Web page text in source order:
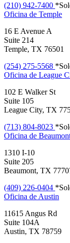
(210) 942-7400
Oficina de Temple
16 E Avenue A
Suite 214
Temple, TX 76501
(254) 275-5568
Oficina de League
102 E Walker St
Suite 105
League City, TX
(713) 804-8023
Oficina de
1310 I-10
Suite 205
Beaumont, TX
(409) 226-0404
Oficina de Austin
11615 Angus Rd
Suite 104A
Austin, TX 78759